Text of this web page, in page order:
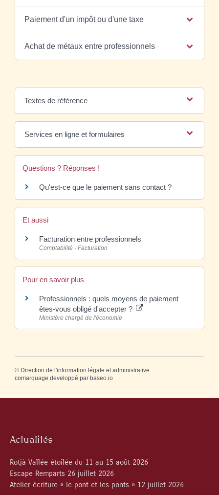
Paiement d'un impôt ou d'une taxe
Achat de métaux entre professionnels
Textes de référence
Services en ligne et formulaires
Questions ? Réponses !
Qu'est-ce que le paiement sans contact ?
Et aussi
Facturation entre professionnels
Comptabilité - Facturation
Pour en savoir plus
Professionnels : quels moyens de paiement
êtes-vous obligé d'accepter ?
Ministère chargé de l'économie
© Direction de l'information légale et administrative
comarquage developpé par baseo.io
Actualités
Rotjà Vallée étoilée du 11 au 15 août 2026
Escape Remparts 26 juillet 2026
Atelier écriture « le pont et les ponts » 12 juillet 2026